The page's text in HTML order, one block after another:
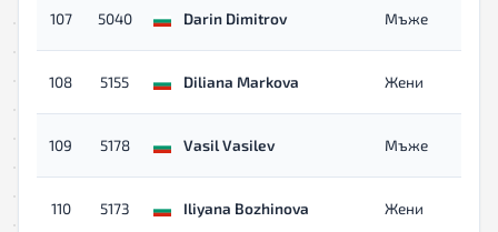
107 5040 Darin Dimitrov Мъже
108 5155 Diliana Markova Жени
109 5178 Vasil Vasilev Мъже
110 5173 Iliyana Bozhinova Жени